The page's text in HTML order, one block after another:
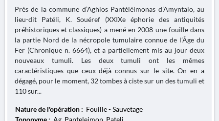
Près de la commune d’Aghios Pantéléimonas d’Amyntaio, au
lieu-dit Patéli, K. Souéref (XXIXe éphorie des antiquités
préhistoriques et classiques) a mené en 2008 une fouille dans
la partie Nord de la nécropole tumulaire connue de l’Âge du
Fer (Chronique n. 6664), et a partiellement mis au jour deux
nouveaux tumuli. Les deux tumuli ont les mêmes
caractéristiques que ceux déjà connus sur le site. On en a
dégagé, pour le moment, 32 tombes à ciste sur un des tumuli et
110 sur...
Nature de l'opération : Fouille - Sauvetage
Toponyme : Ag. Panteleimon, Pateli